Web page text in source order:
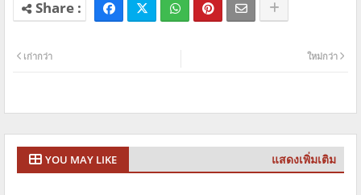
ใหม่กว่า
เก่ากว่า
YOU MAY LIKE แสดงเพิ่มเติม